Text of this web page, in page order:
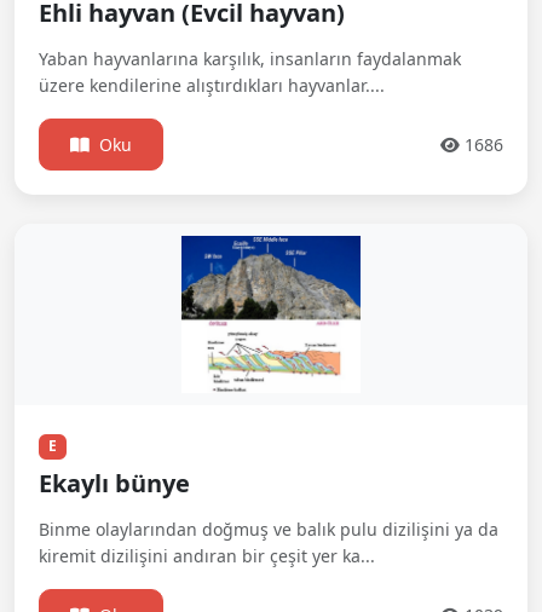
Ehli hayvan (Evcil hayvan)
Yaban hayvanlarına karşılık, insanların faydalanmak
üzere kendilerine alıştırdıkları hayvanlar....
Oku 1686
E
Ekaylı bünye
Binme olaylarından doğmuş ve balık pulu dizilişini ya da
kiremit dizilişini andıran bir çeşit yer ka...